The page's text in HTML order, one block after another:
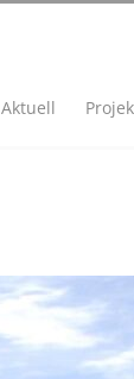
Aktuell